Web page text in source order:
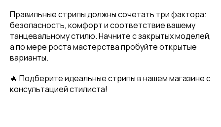
Правильные стрипы должны сочетать три фактора:
безопасность, комфорт и соответствие вашему
танцевальному стилю. Начните с закрытых моделей,
а по мере роста мастерства пробуйте открытые
варианты.
🔥 Подберите идеальные стрипы в нашем магазине с
консультацией стилиста!